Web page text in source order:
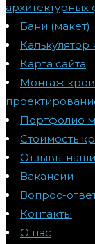
Бани (макет)
Карта сайта
Монтаж
Портфолио
Стоимость
Отзывы
Вакансии
Вопрос-
Контакты
О нас